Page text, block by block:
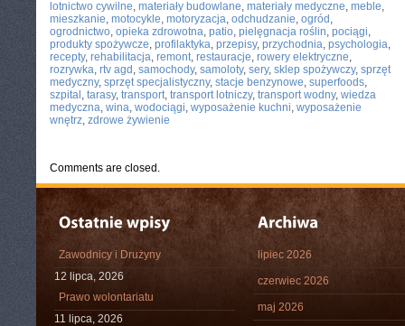
lotnictwo cywilne, materiały budowlane, materiały medyczne, meble,
mieszkanie, motocykle, motoryzacja, odchudzanie, ogród ,
ogrodnictwo, opieka zdrowotna, patio, pielęgnacja roślin, pociągi,
produkty spożywcze, profilaktyka, przepisy, przychodnia, psychologia,
recepty, rehabilitacja, remont, restauracje, rowery elektryczne,
rozrywka, rtv agd , samochody, samoloty, sery, sklep spożywczy, sprzęt
medyczny, sprzęt specjalistyczny, stacje benzynowe, superfoods,
szpital , tarasy, transport, transport lotniczy, transport wodny, wiedza
medyczna, wina, wodociągi, wyposażenie kuchni, wyposażenie
wnętrz, zdrowe żywienie
Comments are closed.
Zawodnicy i Drużyny
12 lipca, 2026
Prawo wolontariatu
11 lipca, 2026
lipiec 2026
czerwiec 2026
maj 2026